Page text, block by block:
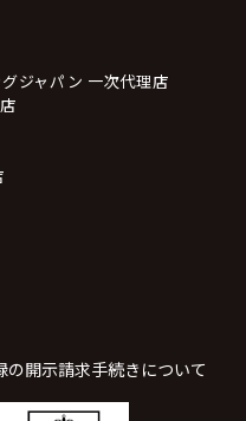
ジャパン 一次代理店
開示請求手続きについて